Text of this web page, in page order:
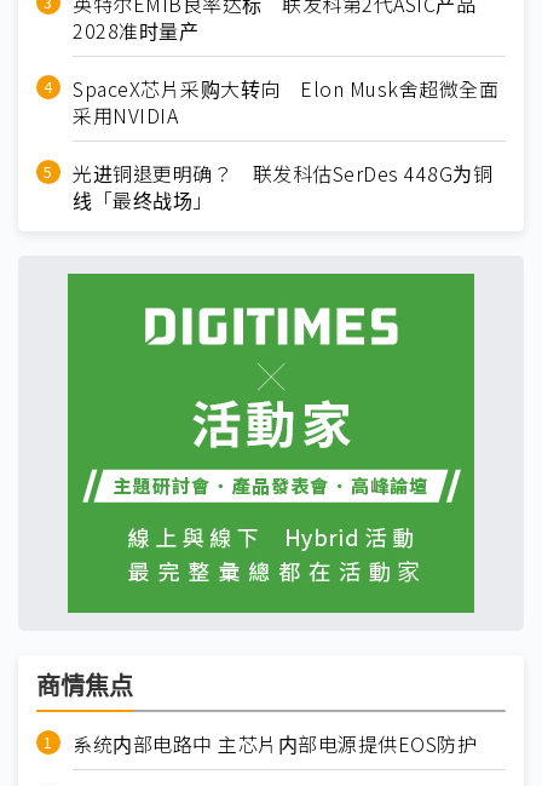
2028准时量产
SpaceX芯片采购大转向 Elon Musk舍超微全面
采用NVIDIA
光进铜退更明确？ 联发科估SerDes 448G为铜
线「最终战场」
商情焦点
系统内部电路中 主芯片内部电源提供EOS防护